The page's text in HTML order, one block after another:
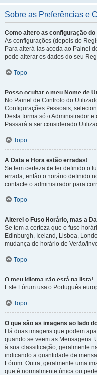
Sobre as Preferências e
Como altero as configuração do
As configurações (depois do
Para alterá-las aceda ao Painel
pode alterar os dados do seu
Topo
Posso ocultar o meu Nome de
No Painel de Controlo do
Configurações Pessoais,
Desta forma só o Administrador
Passará a ser considerado
Topo
A Data e Hora estão erradas!
Se tem certeza de ter definido o
errada, então o horário definido
contacte o administrador para
Topo
Alterei o Fuso Horário, mas a
Se tem a certeza que o fuso
Edinburgh, Iceland, Lisboa,
mudança de horário de Verão/
Topo
O meu idioma não está na lista!
Este Fórum usa o Português
Topo
O que são as imagens ao lado
Há duas imagens que podem
quando se veem as Mensagens.
à sua classificação, geralmente
indicando a quantidade de
Fórum. Outra, geralmente uma
que é normalmente única ou